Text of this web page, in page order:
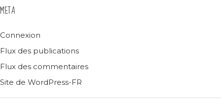
META
Connexion
Flux des publications
Flux des commentaires
Site de WordPress-FR